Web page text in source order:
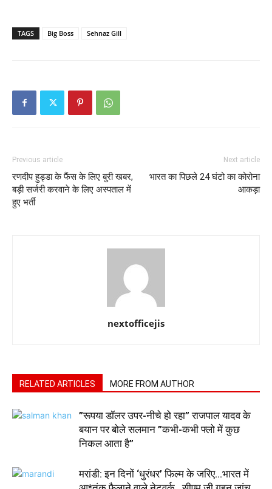
TAGS Big Boss Sehnaz Gill
Previous article
रणदीप हुड्डा के फैंस के लिए बुरी खबर,
बड़ी सर्जरी करवाने के लिए अस्पताल में
हुए भर्ती
Next article
भारत का पिछले 24 घंटो का कोरोना
आकड़ा
nextofficejis
RELATED ARTICLES MORE FROM AUTHOR
”रूपया डॉलर उपर-नीचे हो रहा” राजपाल यादव के
बयान पर बोले सलमान ”कभी-कभी फ्लो में कुछ
निकल आता है”
मरांडी: इन दिनों ‘धुरंधर’ फिल्म के जरिए…भारत में